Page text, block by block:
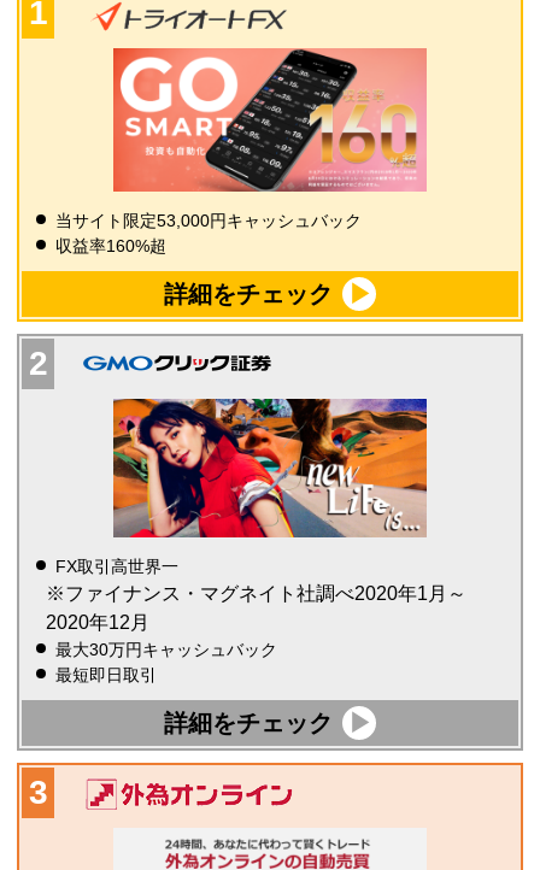
当サイト限定53,000円キャッシュバック
収益率160%超
詳細をチェック
FX取引高世界一
※ファイナンス・マグネイト社調べ2020年1月～
2020年12月
最大30万円キャッシュバック
最短即日取引
詳細をチェック